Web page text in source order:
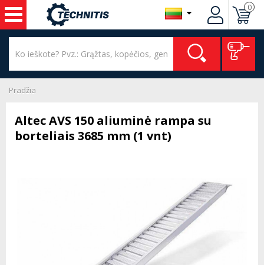
0
Pradžia
Altec AVS 150 aliuminė rampa su
borteliais 3685 mm (1 vnt)